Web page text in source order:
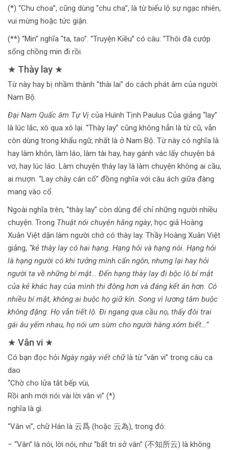
(*) “Chu choa”, cũng dùng “chu cha”, là từ biểu lộ sự ngạc nhiên,
vui mừng hoặc tức giận.
(**) “Min” nghĩa “ta, tao”. “Truyện Kiều” có câu: “Thôi đà cướp
sống chồng min đi rồi.
★ Thày lay ★
Từ này hay bị nhầm thành “thài lai” do cách phát âm của người
Nam Bộ.
Đại Nam Quấc âm Tự Vị của Huình Tịnh Paulus Của giảng “lay”
là lúc lắc, xô qua xô lại. “Thày lay” cũng không hẳn là từ cũ, vẫn
còn dùng trong khẩu ngữ, nhất là ở Nam Bộ. Từ này có nghĩa là
hay làm khôn, làm láo, làm tài hay, hay gánh vác lấy chuyện bá
vơ, hay lúc láo. Làm chuyện thày lay là làm chuyện không ai cầu,
ai mượn. “Lay chày cán cổ” đồng nghĩa với câu ách giữa đàng
mang vào cổ.
Ngoài nghĩa trên, “thày lay” còn dùng để chỉ những người nhiều
chuyện. Trong Thuật nói chuyện hằng ngày, học giả Hoàng
Xuân Việt dặn làm người chớ có thày lay. Thầy Hoàng Xuân Việt
giảng, “kẻ thày lay có hai hạng. Hạng hỏi và hạng nói. Hạng hỏi
là hạng người có khi tưởng mình cẩn ngôn, nhưng lại hay hỏi
người ta về những bí mật… Đến hạng thày lay đi bộc lộ bí mật
của kẻ khác hay của mình thi đông hơn và đáng kết án hơn. Có
nhiều bí mật, không ai buộc họ giữ kín. Song vì lương tâm buộc
không đặng: Họ vẫn tiết lộ. Đi ngang qua cầu nọ, thấy đôi trai
gái âu yếm nhau, họ nói um sùm cho người hàng xóm biết…”
★ Vân vi ★
Có bạn đọc hỏi Ngày ngày viết chữlà từ “vân vi” trong câu ca
dao
“Chờ cho lửa tắt bếp vùi,
Rồi anh mới nói vài lời vân vi” (*)
nghĩa là gì.
“Vân vi”, chữ Hán là 云爲 (hoặc 云為), trong đó:
– “Vân” là nói, lời nói, như “bất tri sở vân” (不知所云) là không